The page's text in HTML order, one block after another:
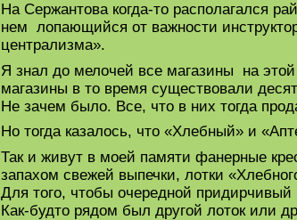
На Сержантова когда-то располагался
нем лопающийся от важности
централизма».
Я знал до мелочей все магазины на
магазины в то время существовали
Не зачем было. Все, что в них тогда
Но тогда казалось, что «Хлебный» и
Так и живут в моей памяти фанерные
запахом свежей выпечки, лотки
Для того, чтобы очередной придирчивый
Как-будто рядом был другой лоток или